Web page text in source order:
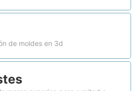
de moldes en 3d